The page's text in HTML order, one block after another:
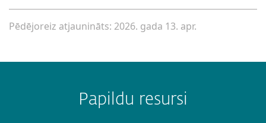
Pēdējoreiz atjaunināts: 2026. gada 13. apr.
Papildu resursi